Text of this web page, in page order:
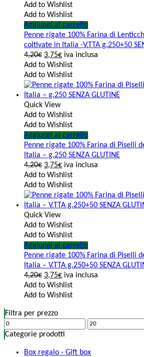
Add to Wishlist
Add to Wishlist
Aggiungi al carrello
Penne rigate 100% Farina di
coltivate in Italia -V.TTA g.250+50
4,20€ 3,75€ iva inclusa
Add to Wishlist
Add to Wishlist
Quick View
Add to Wishlist
Add to Wishlist
Aggiungi al carrello
Penne rigate 100% Farina di Piselli
Italia – g.250 SENZA GLUTINE
4,20€ 3,75€ iva inclusa
Add to Wishlist
Add to Wishlist
Quick View
Add to Wishlist
Add to Wishlist
Aggiungi al carrello
Penne rigate 100% Farina di Piselli
Italia – V.TTA g.250+50 SENZA
4,20€ 3,75€ iva inclusa
Add to Wishlist
Add to Wishlist
Filtra per prezzo
Categorie prodotti
Box regalo - Gift box